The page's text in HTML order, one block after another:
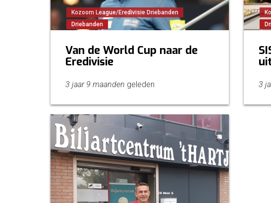
Kozoom League/Eredivisie Driebanden
Driebanden
Van de World Cup naar de
Eredivisie
3 jaar 9 maanden geleden 3